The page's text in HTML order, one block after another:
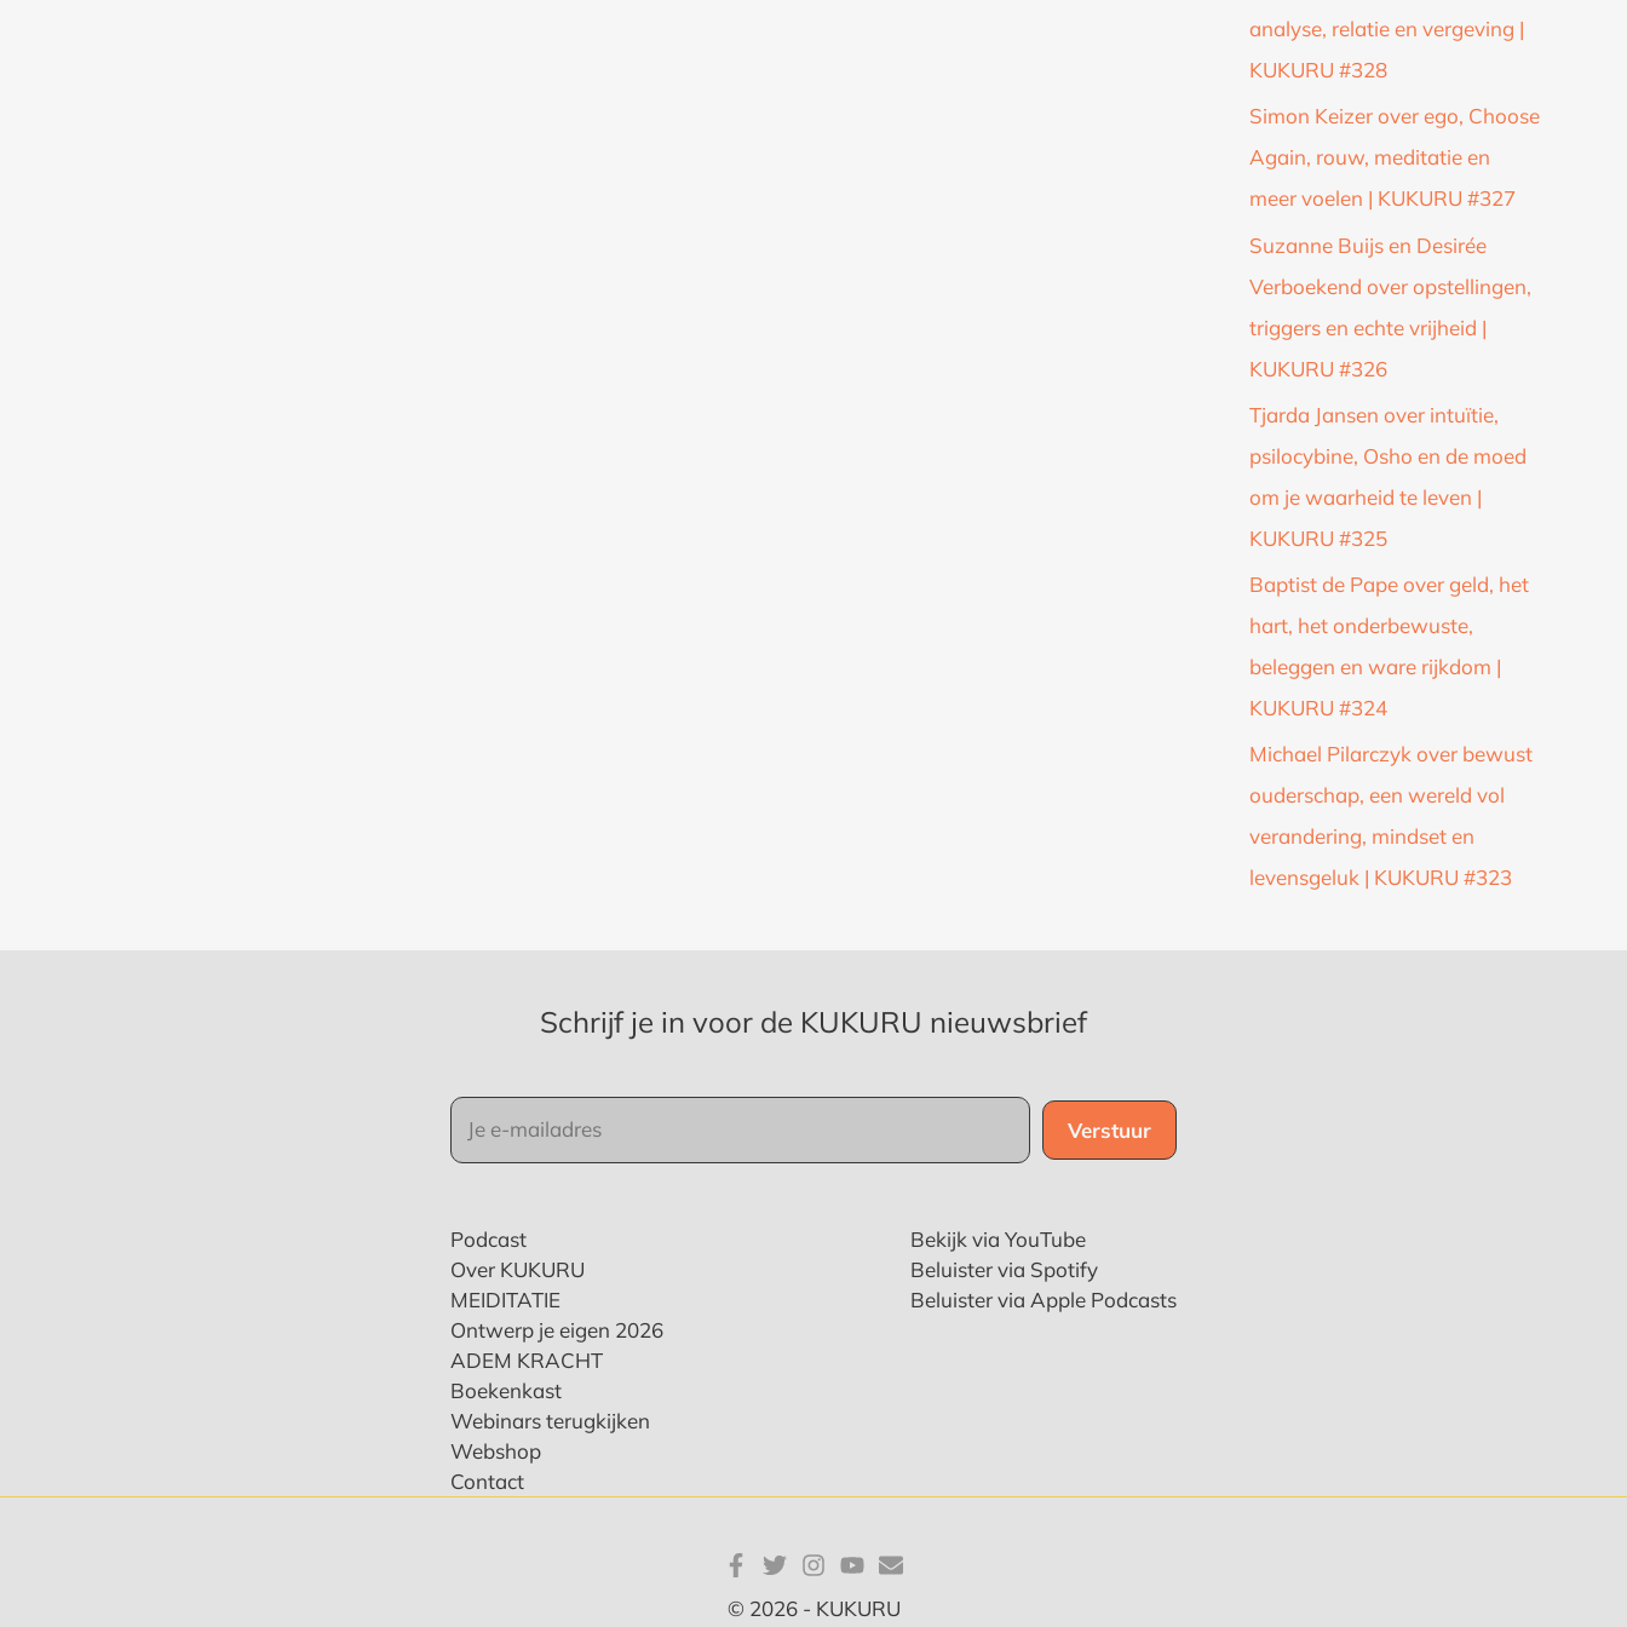
analyse, relatie en vergeving |
KUKURU #328
Simon Keizer over ego, Choose
Again, rouw, meditatie en
meer voelen | KUKURU #327
Suzanne Buijs en Desirée
Verboekend over opstellingen,
triggers en echte vrijheid |
KUKURU #326
Tjarda Jansen over intuïtie,
psilocybine, Osho en de moed
om je waarheid te leven |
KUKURU #325
Baptist de Pape over geld, het
hart, het onderbewuste,
beleggen en ware rijkdom |
KUKURU #324
Michael Pilarczyk over bewust
ouderschap, een wereld vol
verandering, mindset en
levensgeluk | KUKURU #323
Podcast
Over KUKURU
MEIDITATIE
Ontwerp je eigen 2026
ADEM KRACHT
Boekenkast
Webinars terugkijken
Webshop
Contact
Bekijk via YouTube
Beluister via Spotify
Beluister via Apple Podcasts
Schrijf je in voor de KUKURU nieuwsbrief
© 2026 - KUKURU